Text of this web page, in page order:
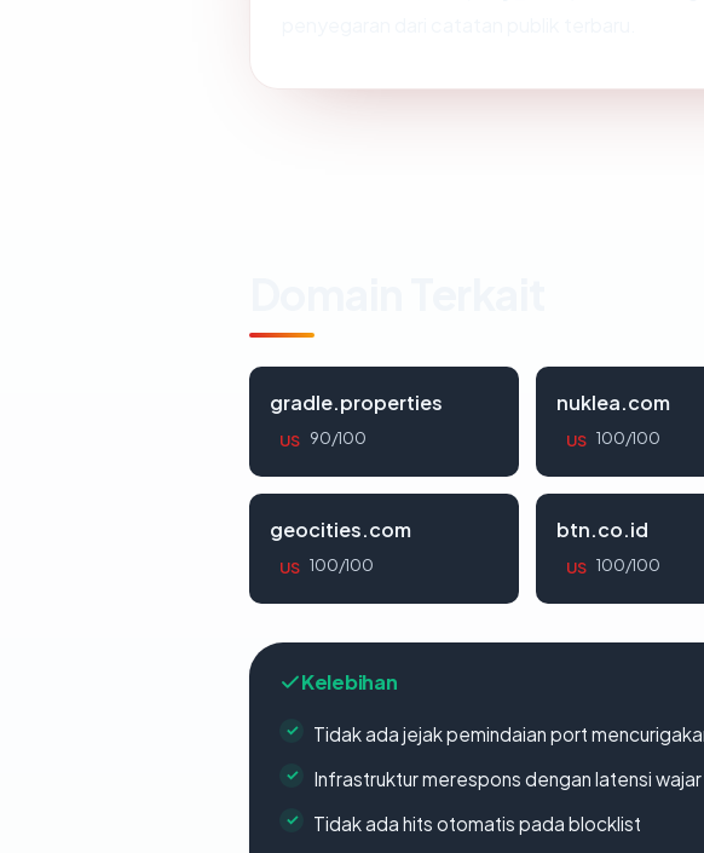
gradle.properties
US 90/100
nuklea.com
US 100/100
geocities.com
US 100/100
btn.co.id
US 100/100
Kelebihan
Tidak ada jejak pemindaian port
Infrastruktur merespons dengan latensi wajar
Tidak ada hits otomatis pada blocklist